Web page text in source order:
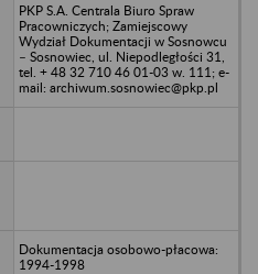
PKP S.A. Centrala Biuro Spraw
Pracowniczych; Zamiejscowy
Wydział Dokumentacji w Sosnowcu
– Sosnowiec, ul. Niepodległości 31,
tel. + 48 32 710 46 01-03 w. 111; e-
mail: archiwum.sosnowiec@pkp.pl
Dokumentacja osobowo-płacowa:
1994-1998